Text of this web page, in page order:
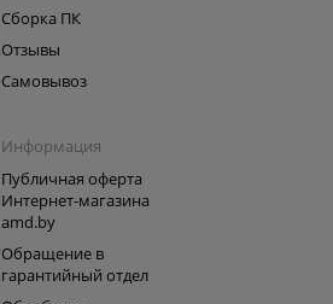
Сборка ПК
Отзывы
Самовывоз
Информация
Публичная оферта
Интернет-магазина
amd.by
Обращение в
гарантийный отдел